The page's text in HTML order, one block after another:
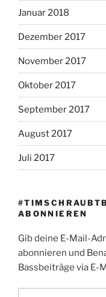
Januar 2018
Dezember 2017
November 2017
Oktober 2017
September 2017
August 2017
Juli 2017
ABONNIEREN
Gib deine E-Mail-
abonnieren und
Bassbeiträge via E-